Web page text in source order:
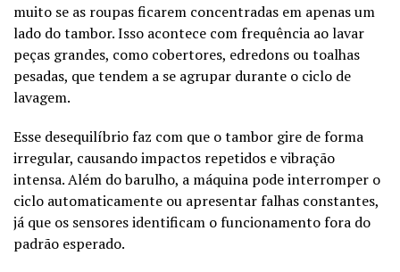
muito se as roupas ficarem concentradas em apenas um
lado do tambor. Isso acontece com frequência ao lavar
peças grandes, como cobertores, edredons ou toalhas
pesadas, que tendem a se agrupar durante o ciclo de
lavagem.
Esse desequilíbrio faz com que o tambor gire de forma
irregular, causando impactos repetidos e vibração
intensa. Além do barulho, a máquina pode interromper o
ciclo automaticamente ou apresentar falhas constantes,
já que os sensores identificam o funcionamento fora do
padrão esperado.